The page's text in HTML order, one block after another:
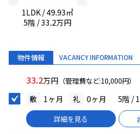
1LDK / 49.93㎡
5階 / 33.2万円
物件情報 VACANCY INFORMATION
33.2万円 （管理費など:10,000円）
敷 1ヶ月 礼 0ヶ月 5階 /
詳細を見る